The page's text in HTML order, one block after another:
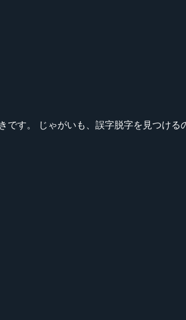
です。 じゃがいも、誤字脱字を見つけ